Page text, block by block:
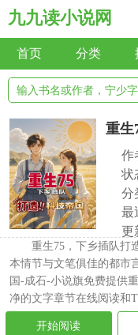
九九读小说网
首页 分类
重生
作
状
分
最
更
重生75，下乡插队打
本情节与文笔俱佳的都市
国-成石-小说旗免费提供
净的文字章节在线阅读和
开始阅读